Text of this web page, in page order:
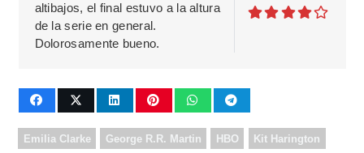
altibajos, el final estuvo a la altura
de la serie en general.
Dolorosamente bueno.
Emilia Clarke George R.R. Martin HBO Kit Harington